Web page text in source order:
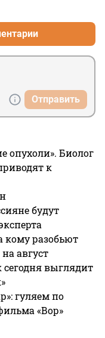
Отправить
опухоли». Биолог
к
будут
кому разобьют
август
сегодня выглядит
гуляем по
«Вор»